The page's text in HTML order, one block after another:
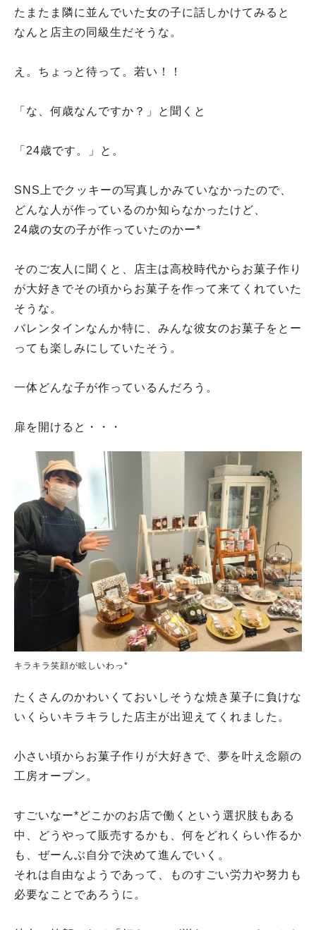
たまたま隣に並んでいた女の子に話しかけてみると
なんと店主の同級生だそうな。
え。ちょっと待って。若い！！
「な、何歳なんですか？」と聞くと
「24歳です。」と。
SNS上でクッキーの写真しかみていなかったので、
どんな人が作っているのか知らなかったけど、
24歳の女の子が作っていたのかー*
そのご友人に聞くと、店主は高校時代からお菓子作り
が大好きでその頃からお菓子を作って来てくれていた
そうな。
バレンタインなんか特に、みんな彼女のお菓子をとー
っても楽しみにしていたそう。
一体どんな子が作っているんだろう。
扉を開けると・・・
キラキラ笑顔が眩しいわっ*
たくさんのかわいくておいしそうな焼き菓子に負けな
いくらいキラキラした店主が出迎えてくれました。
小さい頃からお菓子作りが大好きで、夢を叶え念願の
工房オープン。
すごいなー*どこかのお店で働くという選択肢もある
中、どうやって販売するかも、何をどれくらい作るか
も、ぜーんぶ自分で決めて進んでいく。
それは自由なようであって、ものすごい労力や努力も
必要なことであろうに。